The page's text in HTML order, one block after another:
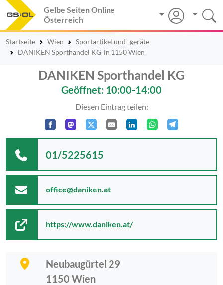
Gelbe Seiten Online
Österreich
Startseite Wien
Sportartikel und -geräte
DANIKEN Sporthandel KG in 1150 Wien
DANIKEN Sporthandel KG
Geöffnet: 10:00-14:00
Diesen Eintrag teilen:
Neubaugürtel 29
1150 Wien
01/5225615
office@daniken.at
https://www.daniken.at/